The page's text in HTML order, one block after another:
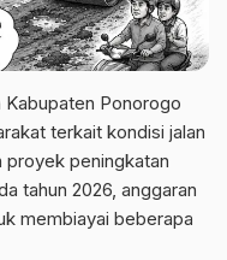
Kabupaten Ponorogo
terkait kondisi jalan
proyek peningkatan
tahun 2026, anggaran
membiayai beberapa